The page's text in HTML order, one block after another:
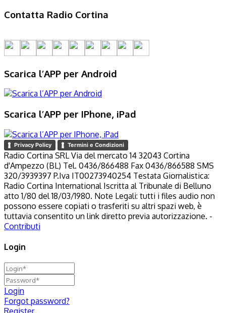
Contatta Radio Cortina
Scarica l’APP per Android
Scarica l’APP per IPhone, iPad
Privacy Policy Termini e Condizioni
Radio Cortina SRL Via del mercato 14 32043 Cortina
d'Ampezzo (BL) Tel. 0436/866488 Fax 0436/866588 SMS
320/3939397 P.Iva IT00273940254 Testata Giornalistica:
Radio Cortina International Iscritta al Tribunale di Belluno
atto 1/80 del 18/03/1980. Note Legali: tutti i files audio non
possono essere copiati o trasferiti su altri spazi web, è
tuttavia consentito un link diretto previa autorizzazione. -
Contributi
Login
Login
Forgot password?